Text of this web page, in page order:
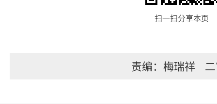
扫一扫分享本页
责编：梅瑞祥